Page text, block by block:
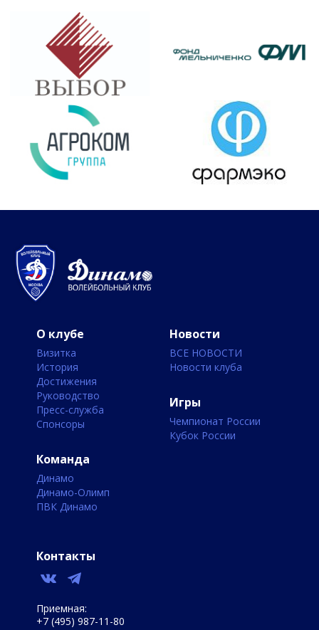
О клубе
Визитка
История
Достижения
Руководство
Пресс-служба
Спонсоры
Команда
Динамо
Динамо-Олимп
ПВК Динамо
Новости
ВСЕ НОВОСТИ
Новости клуба
Игры
Чемпионат России
Кубок России
Контакты
Приемная:
+7 (495) 987-11-80